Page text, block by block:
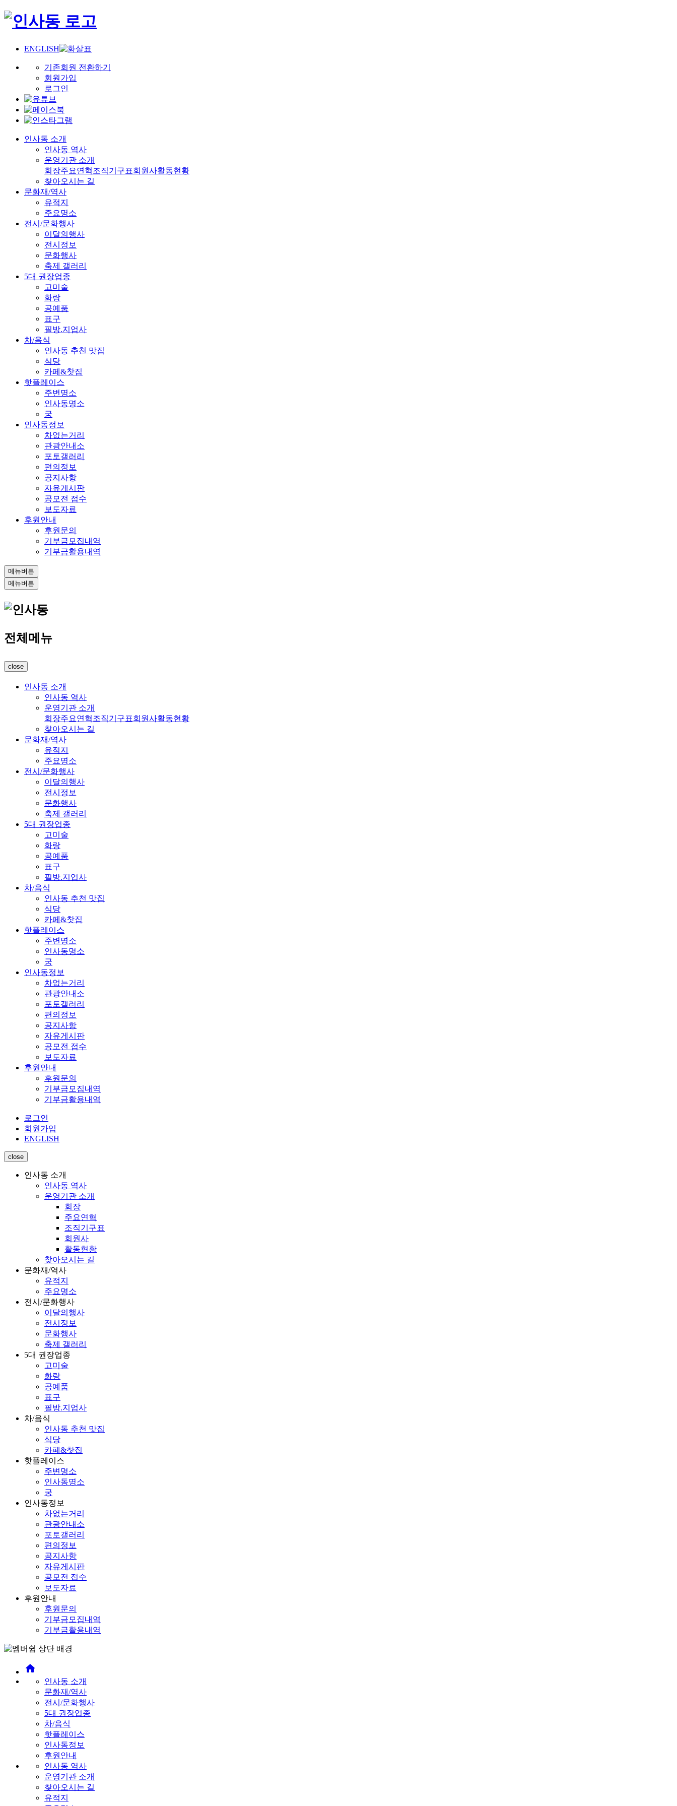
ENGLISH
기존회원 전환하기
회원가입
로그인
인사동 소개
인사동 역사
운영기관 소개
회장주요연혁조직기구표회원사활동현황
찾아오시는 길
문화재/역사
유적지
주요명소
전시/문화행사
이달의행사
전시정보
문화행사
축제 갤러리
5대 권장업종
고미술
화랑
공예품
표구
필방.지업사
차/음식
인사동 추천 맛집
식당
카페&찻집
핫플레이스
주변명소
인사동명소
궁
인사동정보
차없는거리
관광안내소
포토갤러리
편의정보
공지사항
자유게시판
공모전 접수
보도자료
후원안내
후원문의
기부금모집내역
기부금활용내역
메뉴버튼
메뉴버튼
전체메뉴
close
인사동 소개
인사동 역사
운영기관 소개
회장주요연혁조직기구표회원사활동현황
찾아오시는 길
문화재/역사
유적지
주요명소
전시/문화행사
이달의행사
전시정보
문화행사
축제 갤러리
5대 권장업종
고미술
화랑
공예품
표구
필방.지업사
차/음식
인사동 추천 맛집
식당
카페&찻집
핫플레이스
주변명소
인사동명소
궁
인사동정보
차없는거리
관광안내소
포토갤러리
편의정보
공지사항
자유게시판
공모전 접수
보도자료
후원안내
후원문의
기부금모집내역
기부금활용내역
로그인
회원가입
ENGLISH
close
인사동 소개
인사동 역사
운영기관 소개
회장
주요연혁
조직기구표
회원사
활동현황
찾아오시는 길
문화재/역사
유적지
주요명소
전시/문화행사
이달의행사
전시정보
문화행사
축제 갤러리
5대 권장업종
고미술
화랑
공예품
표구
필방.지업사
차/음식
인사동 추천 맛집
식당
카페&찻집
핫플레이스
주변명소
인사동명소
궁
인사동정보
차없는거리
관광안내소
포토갤러리
편의정보
공지사항
자유게시판
공모전 접수
보도자료
후원안내
후원문의
기부금모집내역
기부금활용내역
home
인사동 소개
문화재/역사
전시/문화행사
5대 권장업종
차/음식
핫플레이스
인사동정보
후원안내
인사동 역사
운영기관 소개
찾아오시는 길
유적지